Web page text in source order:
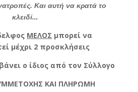
Και αυτή να κρατά το
κλειδί…
ΜΕΛΟΣ μπορεί να
μέχρι 2 προσκλήσεις
ο ίδιος από τον Σύλλογο
ΚΑΙ ΠΛΗΡΩΜΗ